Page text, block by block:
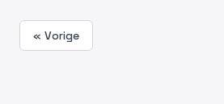
« Vorige